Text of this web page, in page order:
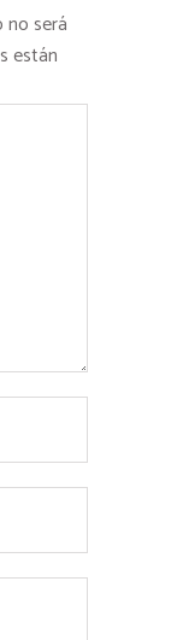
será
están